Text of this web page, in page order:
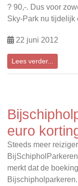
? 90,-. Dus voor
Sky-Park nu tijdelijk
22 juni 2012
Lees verder...
euro
Steeds meer
merkt dat de